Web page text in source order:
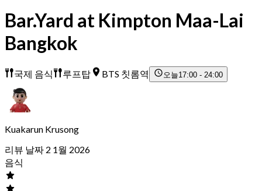
Bar.Yard at Kimpton Maa-Lai
Bangkok
국제 음식 루프탑 BTS 칫롬역 오늘17:00 - 24:00
Kuakarun Krusong
리뷰 날짜 2 1월 2026
음식